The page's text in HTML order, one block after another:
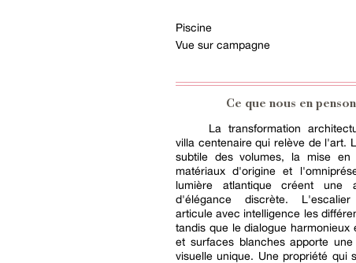
Piscine
Vue sur campagne
Ce que nous en
La transformation
villa centenaire qui relève de l'art.
subtile des volumes, la mise en
matériaux d'origine et
lumière atlantique créent une
d'élégance discrète. L'escalier
articule avec intelligence les
tandis que le dialogue harmonieux
et surfaces blanches apporte
visuelle unique. Une propriété qui